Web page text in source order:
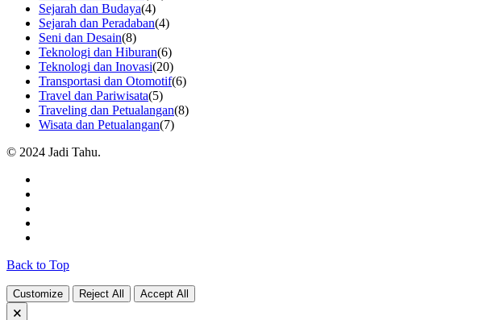
Sejarah dan Budaya(4)
Sejarah dan Peradaban(4)
Seni dan Desain(8)
Teknologi dan Hiburan(6)
Teknologi dan Inovasi(20)
Transportasi dan Otomotif(6)
Travel dan Pariwisata(5)
Traveling dan Petualangan(8)
Wisata dan Petualangan(7)
© 2024 Jadi Tahu.
Back to Top
Customize Reject All
Accept All
🗙